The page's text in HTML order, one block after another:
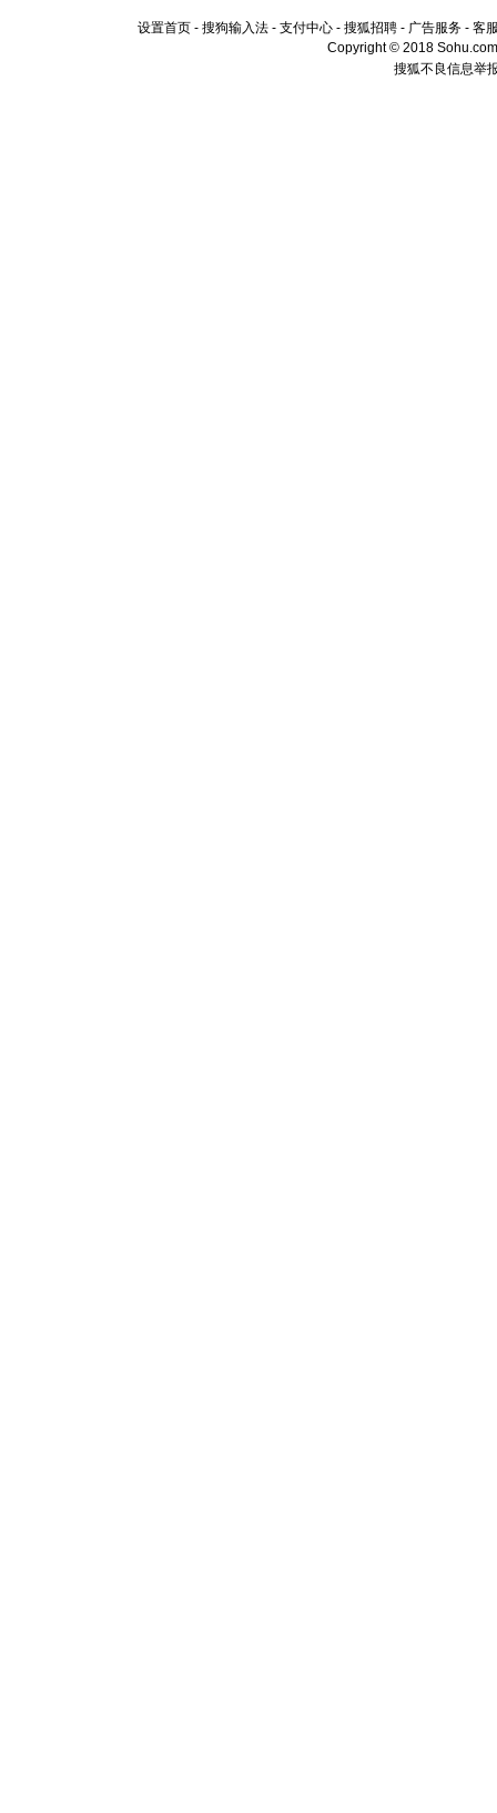
[春节] 传
片叶子是
送你一棵
设置首页 - 搜狗输入法 - 支付中心 - 搜狐招聘 - 广告服务 - 客
Copyright © 2018
搜狐不良信息举